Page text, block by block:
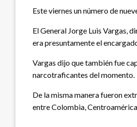
Este viernes un número de
El General Jorge Luis Vargas,
era presuntamente el
Vargas dijo que también fue
narcotraficantes del momento.
De la misma manera fueron
entre Colombia,